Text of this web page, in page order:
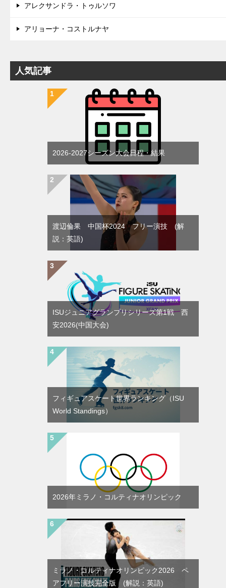
アレクサンドラ・トゥルソワ
アリョーナ・コストルナヤ
人気記事
2026-2027シーズン大会日程・結果
渡辺倫果 中国杯2024 フリー演技 (解
説：英語)
ISUジュニアグランプリシリーズ第1戦 西
安2026(中国大会)
フィギュアスケート世界ランキング（ISU
World Standings）
2026年ミラノ・コルティナオリンピック
ミラノ・コルティナオリンピック2026 ペ
アフリー演技完全版 (解説：英語)